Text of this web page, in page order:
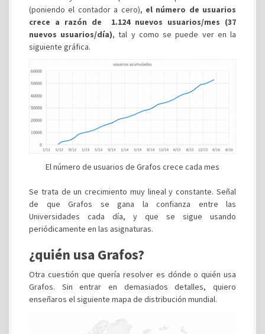
(poniendo el contador a cero), el número de usuarios
crece a razón de 1.124 nuevos usuarios/mes (37
nuevos usuarios/día), tal y como se puede ver en la
siguiente gráfica.
El número de usuarios de Grafos crece cada mes
Se trata de un crecimiento muy lineal y constante. Señal
de que Grafos se gana la confianza entre las
Universidades cada día, y que se sigue usando
periódicamente en las asignaturas.
¿quién usa Grafos?
Otra cuestión que quería resolver es dónde o quién usa
Grafos. Sin entrar en demasiados detalles, quiero
enseñaros el siguiente mapa de distribución mundial.